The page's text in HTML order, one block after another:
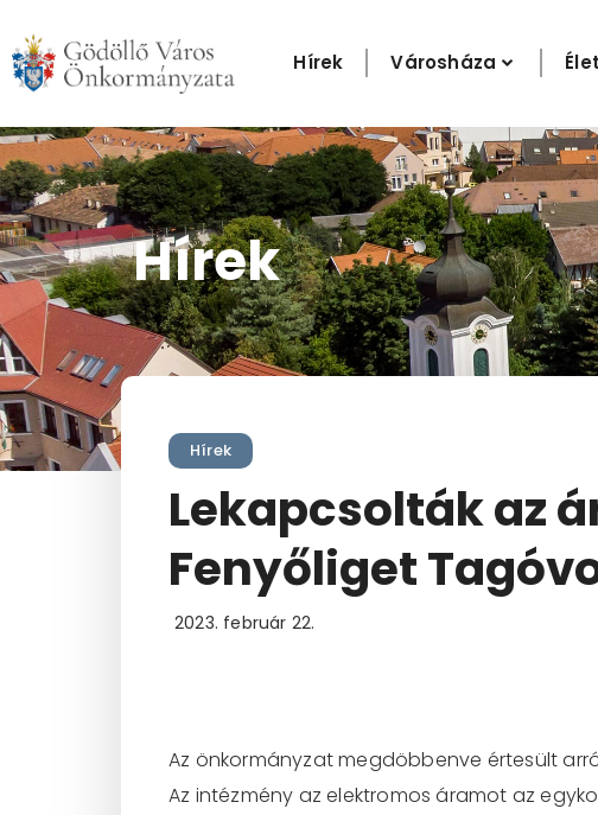
content
Hírek Városháza
Hírek
Hírek
Lekapcsolták az
Fenyőliget
2023. február 22.
Az önkormányzat megdöbbenve értesült
Az intézmény az elektromos áramot az